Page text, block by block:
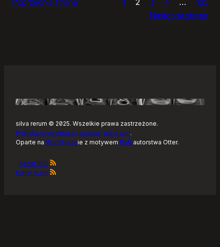
Następna strona
silva rerum © 2025. Wszelkie prawa zastrzeżone.
Polityka prywatności, ciastka i takie tam.
Oparte na WordPressie z motywem Raft autorstwa Otter.
Kanał RSS
Kanał Atom